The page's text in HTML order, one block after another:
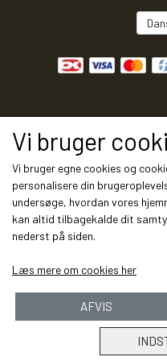
MODUL
DAYBED/
KØKKEN/
KONTAKT
FRAGTPRISER
FRAGT I
SÅDAN
Vi bruger
Vi bruger egne cookies og
personalisere din
undersøge, hvordan vores
kan altid tilbagekalde dit
nederst på siden.
Læs mere om cookies her
AFVIS